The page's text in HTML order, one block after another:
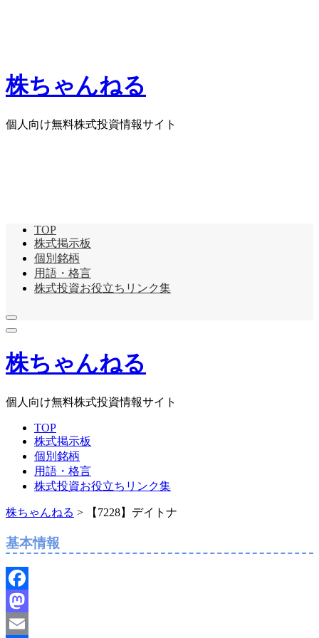
株ちゃんねる
個人向け無料株式投資情報サイト
TOP
株式掲示板
個別銘柄
用語・格言
株式投資お役立ちリンク集
株ちゃんねる
個人向け無料株式投資情報サイト
TOP
株式掲示板
個別銘柄
用語・格言
株式投資お役立ちリンク集
株ちゃんねる > 【7228】デイトナ
基本情報
Facebook
Mastodon